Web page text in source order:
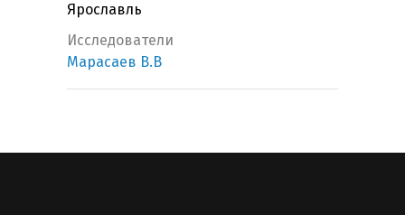
Ярославль
Исследователи
Марасаев В.В